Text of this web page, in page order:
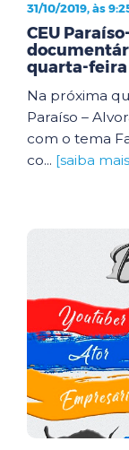
31/10/2019, às
CEU
quarta-feira
Na próxima
Paraíso –
com o tema
co... [saiba